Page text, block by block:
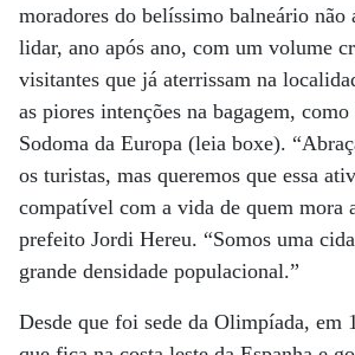
moradores do belíssimo balneário não
lidar, ano após ano, com um volume
visitantes que já aterrissam na
as piores intenções na bagagem, como
Sodoma da Europa (leia boxe).
os turistas, mas queremos que essa
compatível com a vida de quem mora
prefeito Jordi Hereu. “Somos uma
grande densidade populacional.”
Desde que foi sede da Olimpíada, em